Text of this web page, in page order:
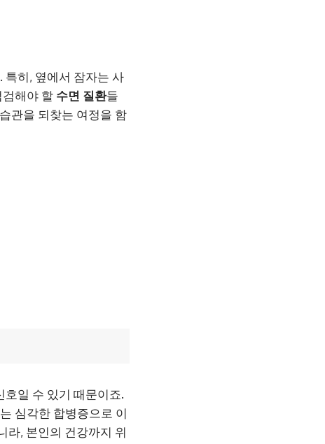
특히, 옆에서 잠자는 사
해야 할 수면 질환들
습관을 되찾는 여정을 함
호일 수 있기 때문이죠.
심각한 합병증으로 이
라, 본인의 건강까지 위